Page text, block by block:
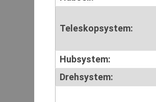
Teleskopsystem:
Hubsystem:
Drehsystem: